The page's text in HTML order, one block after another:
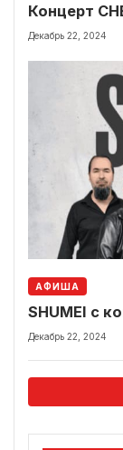
Концерт
Декабрь 22, 2024
АФИША
SHUMEI с
Декабрь 22, 2024